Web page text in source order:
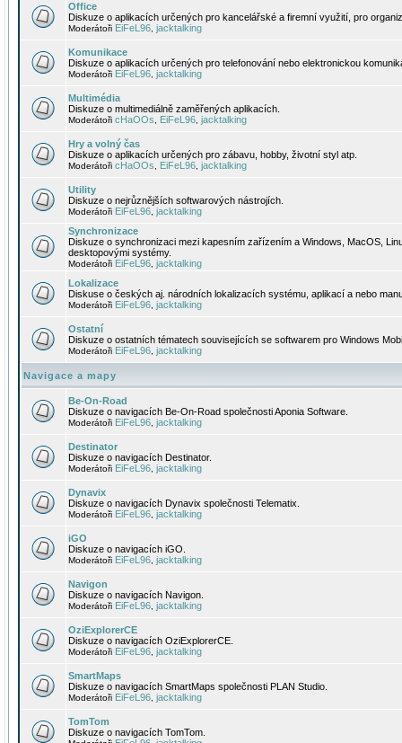
Office
Diskuze o aplikacích určených pro kancelářské a firemní využití, pro
Moderátoři EiFeL96 jacktalking
Komunikace
Diskuze o aplikacích určených pro telefonování nebo elektronickou
Moderátoři EiFeL96 jacktalking
Multimédia
Diskuze o multimediálně zaměřených aplikacích.
Moderátoři cHaOOs EiFeL96 jacktalking
Hry a volný čas
Diskuze o aplikacích určených pro zábavu, hobby, životní styl atp.
Moderátoři cHaOOs EiFeL96 jacktalking
Utility
Diskuze o nejrůznějších softwarových nástrojích.
Moderátoři EiFeL96 jacktalking
Synchronizace
Diskuze o synchronizaci mezi kapesním zařízením a Windows, MacOS,
desktopovými systémy.
Moderátoři EiFeL96 jacktalking
Lokalizace
Diskuse o českých aj. národních lokalizacích systému, aplikací a nebo
Moderátoři EiFeL96 jacktalking
Ostatní
Diskuze o ostatních tématech souvisejících se softwarem pro Windows
Moderátoři EiFeL96 jacktalking
Navigace a mapy
Be-On-Road
Diskuze o navigacích Be-On-Road společnosti Aponia Software.
Moderátoři EiFeL96 jacktalking
Destinator
Diskuze o navigacích Destinator.
Moderátoři EiFeL96 jacktalking
Dynavix
Diskuze o navigacích Dynavix společnosti Telematix.
Moderátoři EiFeL96 jacktalking
iGO
Diskuze o navigacích iGO.
Moderátoři EiFeL96 jacktalking
Navigon
Diskuze o navigacích Navigon.
Moderátoři EiFeL96 jacktalking
OziExplorerCE
Diskuze o navigacích OziExplorerCE.
Moderátoři EiFeL96 jacktalking
SmartMaps
Diskuze o navigacích SmartMaps společnosti PLAN Studio.
Moderátoři EiFeL96 jacktalking
TomTom
Diskuze o navigacích TomTom.